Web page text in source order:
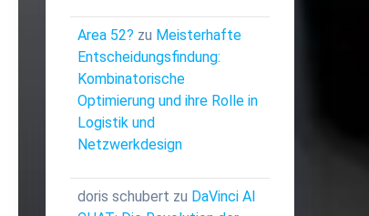
Area 52? zu Meisterhafte
Entscheidungsfindung:
Kombinatorische
Optimierung und ihre Rolle in
Logistik und
Netzwerkdesign
doris schubert zu DaVinci AI